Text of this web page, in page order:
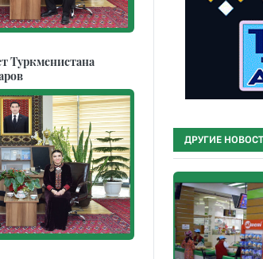
ДРУГИЕ
Туркменистана